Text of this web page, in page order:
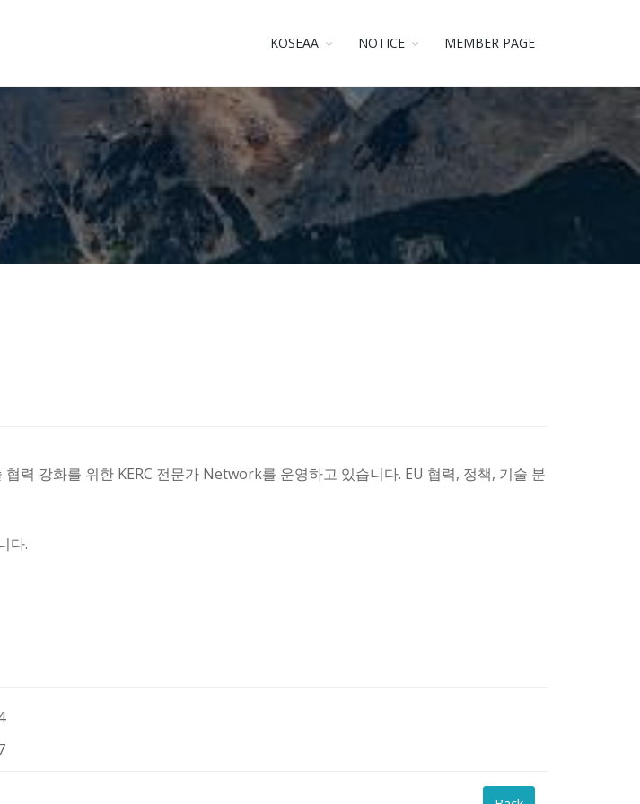
KOSEAA NOTICE MEMBER PAGE
력 강화를 위한 KERC 전문가 Network를 운영하고 있습니다. EU 협력, 정책, 기술 분
다.